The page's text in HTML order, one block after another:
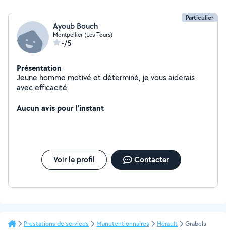
Particulier
Ayoub Bouch
Montpellier (Les Tours)
-/5
Présentation
Jeune homme motivé et déterminé, je vous aiderais
avec efficacité
Aucun avis pour l'instant
Voir le profil Contacter
Prestations de services Manutentionnaires Hérault Grabels